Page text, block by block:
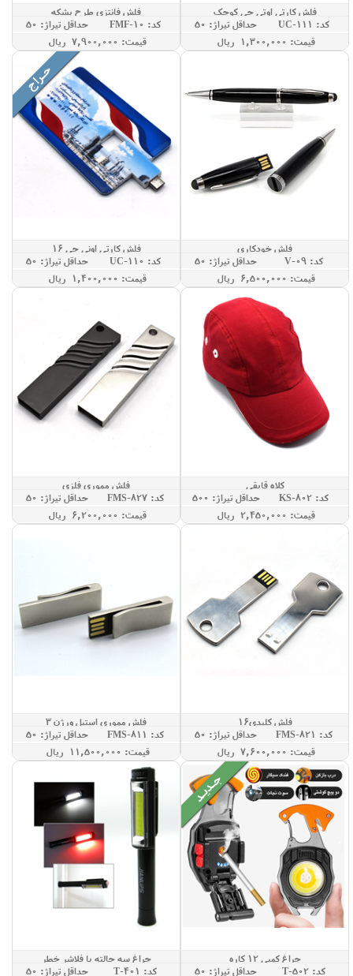
فلش کارتی اوتی جی کوچک
کد: UC-111
حداقل تيراژ: 50
قيمت: 1,300,000 ريال
فلش فانتزی طرح بشکه
کد: FMF-10
حداقل تيراژ: 50
قيمت: 7,900,000 ريال
فلش خودکاری
کد: V-09
حداقل تيراژ: 50
قيمت: 6,500,000 ريال
فلش کارتی اونی جی 16
کد: UC-110
حداقل تيراژ: 50
قيمت: 1,400,000 ريال
کلاه قایقی
کد: KS-802
حداقل تيراژ: 500
قيمت: 2,450,000 ريال
فلش مموری فلزی
کد: FMS-827
حداقل تيراژ: 50
قيمت: 6,200,000 ريال
فلش کلیدی16
کد: FMS-821
حداقل تيراژ: 50
قيمت: 7,600,000 ريال
فلش مموری استیل ورژن 3
کد: FMS-811
حداقل تيراژ: 50
قيمت: 11,500,000 ريال
چراغ کمپی 12 کاره
کد: T-502
حداقل تيراژ: 50
چراغ سه حالته با فلاشر خطر
کد: T-401
حداقل تيراژ: 50